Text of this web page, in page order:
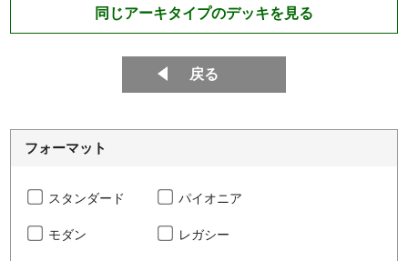
同じアーキタイプのデッキを見る
戻る
フォーマット
スタンダード パイオニア
モダン レガシー